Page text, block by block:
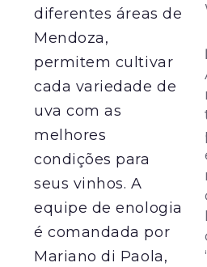
diferentes áreas de
Mendoza,
permitem cultivar
cada variedade de
uva com as
melhores
condições para
seus vinhos. A
equipe de enologia
é comandada por
Mariano di Paola,